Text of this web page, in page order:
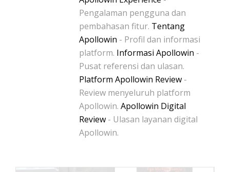
Pengalaman pengguna dan
pembahasan fitur. Tentang
Apollowin - Profil dan informasi
platform. Informasi Apollowin -
Pusat referensi dan ulasan.
Platform Apollowin Review -
Review menyeluruh platform
Apollowin. Apollowin Digital
Review - Ulasan layanan digital
Apollowin.